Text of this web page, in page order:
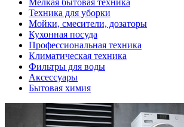
Мелкая бытовая техника
Техника для уборки
Мойки, смесители, дозаторы
Кухонная посуда
Профессиональная техника
Климатическая техника
Фильтры для воды
Аксессуары
Бытовая химия